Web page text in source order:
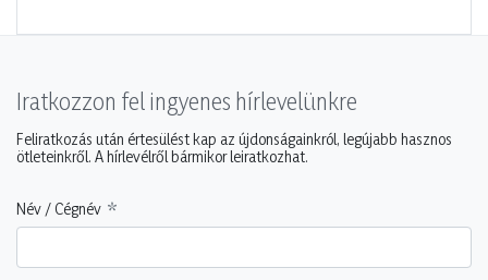
Iratkozzon fel ingyenes hírlevelünkre
Feliratkozás után értesülést kap az újdonságainkról, legújabb hasznos
ötleteinkről. A hírlevélről bármikor leiratkozhat.
Név / Cégnév